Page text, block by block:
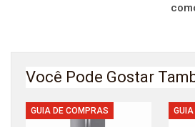
Você Pode Gostar
GUIA DE COMPRAS